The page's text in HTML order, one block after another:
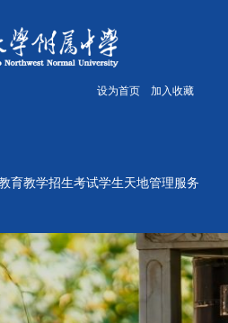
设为首页 加入收藏
育教学招生考试学生天地管理服务